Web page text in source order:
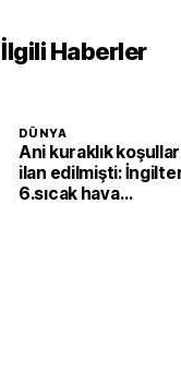
İlgili Haberler
DÜNYA
Ani kuraklık
ilan edilmişti:
6.sıcak hava